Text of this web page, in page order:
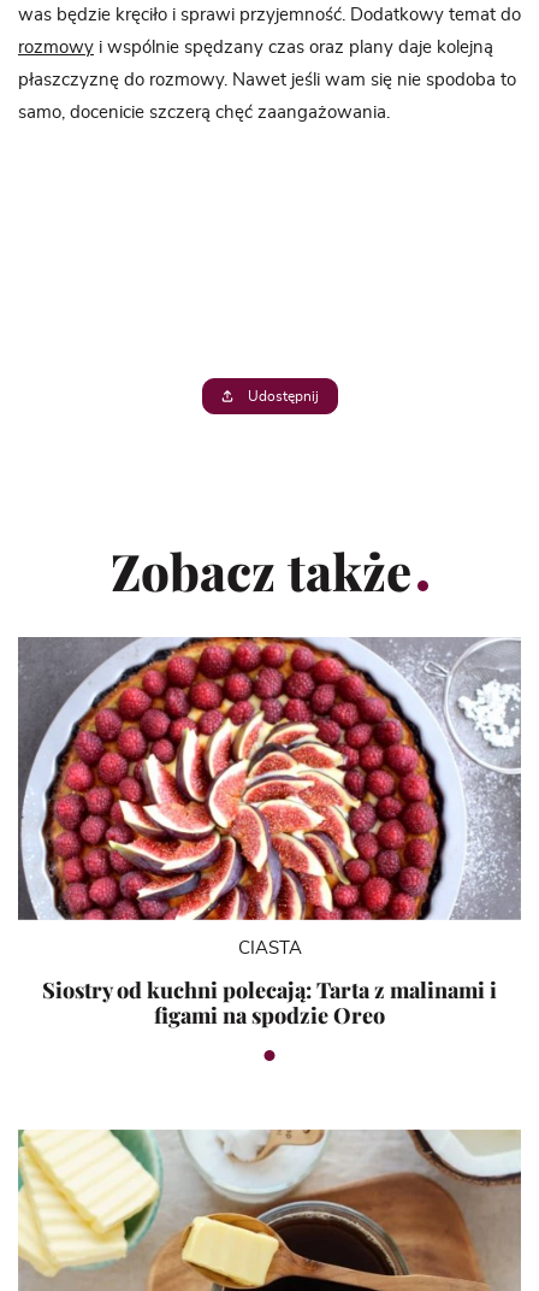
was będzie kręciło i sprawi przyjemność. Dodatkowy temat do
rozmowy i wspólnie spędzany czas oraz plany daje kolejną
płaszczyznę do rozmowy. Nawet jeśli wam się nie spodoba to
samo, docenicie szczerą chęć zaangażowania.
Udostępnij
Zobacz także
CIASTA
Siostry od kuchni polecają: Tarta z malinami i
figami na spodzie Oreo